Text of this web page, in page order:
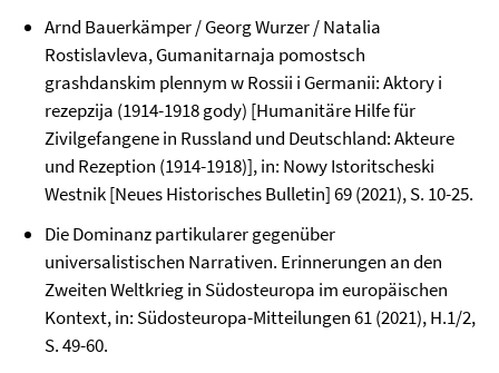
Arnd Bauerkämper / Georg Wurzer / Natalia
Rostislavleva, Gumanitarnaja pomostsch
grashdanskim plennym w Rossii i Germanii: Aktory i
rezepzija (1914-1918 gody) [Humanitäre Hilfe für
Zivilgefangene in Russland und Deutschland: Akteure
und Rezeption (1914-1918)], in: Nowy Istoritscheski
Westnik [Neues Historisches Bulletin] 69 (2021), S. 10-25.
Die Dominanz partikularer gegenüber
universalistischen Narrativen. Erinnerungen an den
Zweiten Weltkrieg in Südosteuropa im europäischen
Kontext, in: Südosteuropa-Mitteilungen 61 (2021), H.1/2,
S. 49-60.